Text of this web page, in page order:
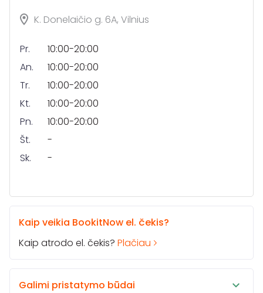
K. Donelaičio g. 6A, Vilnius
Pr.
10:00-20:00
An.
10:00-20:00
Tr.
10:00-20:00
Kt.
10:00-20:00
Pn.
10:00-20:00
Št.
-
Sk.
-
Kaip veikia BookitNow el. čekis?
Kaip atrodo el. čekis? Plačiau
Galimi pristatymo būdai